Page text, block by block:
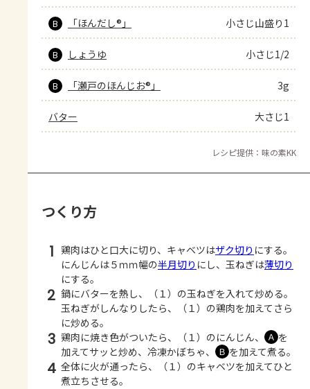
B 「ほんだし®」 小さじ山盛り1
B しょうゆ 小さじ1/2
B 「瀬戸のほんじお®」 3g
バター 大さじ1
レシピ提供：味の素KK
つくり方
1 鶏肉はひと口大に切り、キャベツはザク切り にする。
にんじんは５ｍｍ幅の半月切り にし、玉ねぎは薄切り
にする。
2 鍋にバターを熱し、（１）の玉ねぎを入れて炒める。
玉ねぎがしんなりしたら、（１）の鶏肉を加えてさら
に炒める。
3 鶏肉に焼き色がついたら、（１）のにんじん、 Ａ を
加えてサッと炒め、冷凍かぼちゃ、
Ｂ を加えて煮る。
4 全体に火が通ったら、（１）のキャベツを加えてひと
煮立ちさせる。